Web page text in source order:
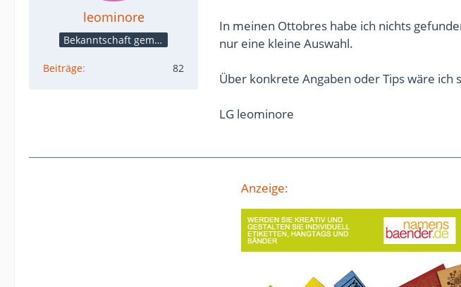
leominore
Bekanntschaft gemacht
Beiträge 82
In meinen Ottobres habe ich nichts
nur eine kleine Auswahl.
Über konkrete Angaben oder Tips wäre ich
LG leominore
Anzeige: